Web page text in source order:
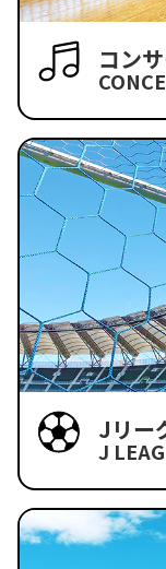
コン
Jリー
J